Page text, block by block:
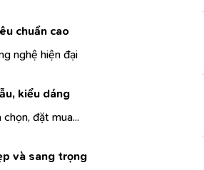
chuẩn cao
nghệ hiện đại
kiểu dáng
đặt mua...
và sang trọng